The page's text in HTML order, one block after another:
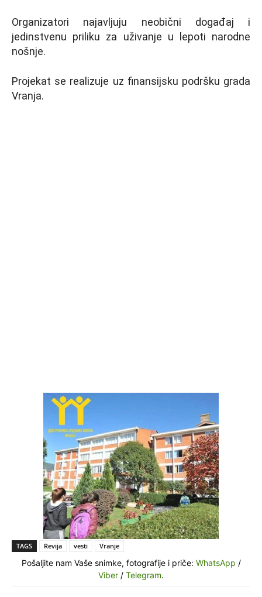
Organizatori najavljuju neobični događaj i
jedinstvenu priliku za uživanje u lepoti narodne
nošnje.
Projekat se realizuje uz finansijsku podršku grada
Vranja.
TAGS Revija vesti Vranje
Pošaljite nam Vaše snimke, fotografije i priče: WhatsApp /
Viber / Telegram.